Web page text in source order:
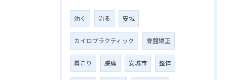
効く 治る 安城
カイロプラクティック 骨盤矯正
肩こり 腰痛 安城市 整体